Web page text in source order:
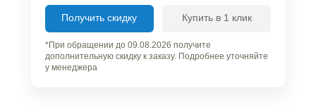
Получить скидку Купить в 1 клик
*При обращении до 09.08.2026 получите
дополнительную скидку к заказу. Подробнее уточняйте
у менеджера